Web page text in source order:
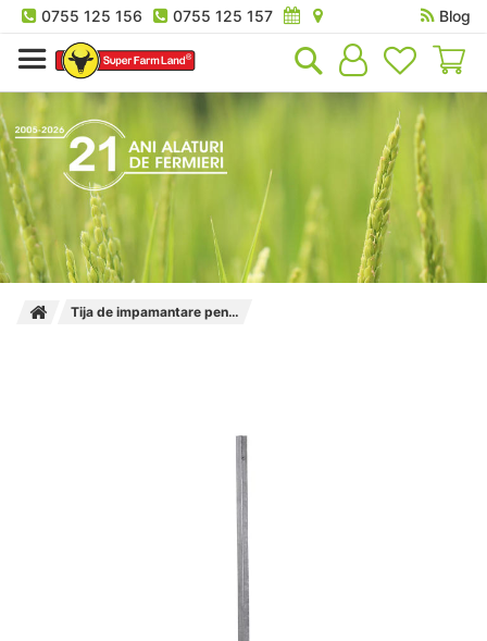
0755 125 156 0755 125 157
Blog
Tija de impamantare pentru gard electric AKO